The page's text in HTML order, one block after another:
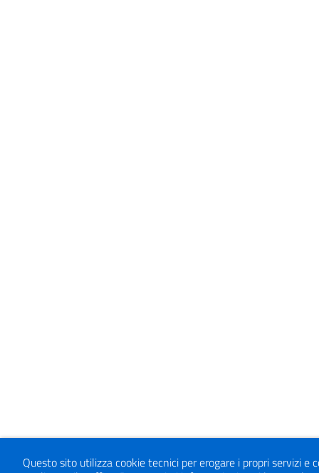
Questo sito utilizza cookie tecnici per erogare i propri servizi